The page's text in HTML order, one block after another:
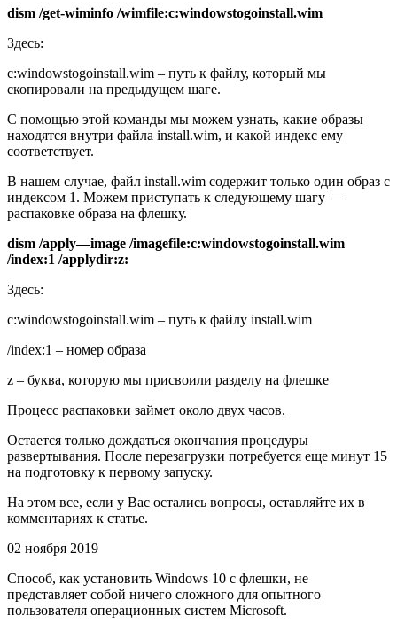
dism /get-wiminfo /wimfile:c:windowstogoinstall.wim
Здесь:
c:windowstogoinstall.wim – путь к файлу, который мы
скопировали на предыдущем шаге.
С помощью этой команды мы можем узнать, какие образы
находятся внутри файла install.wim, и какой индекс ему
соответствует.
В нашем случае, файл install.wim содержит только один образ с
индексом 1. Можем приступать к следующему шагу —
распаковке образа на флешку.
dism /apply—image /imagefile:c:windowstogoinstall.wim
/index:1 /applydir:z:
Здесь:
c:windowstogoinstall.wim – путь к файлу install.wim
/index:1 – номер образа
z – буква, которую мы присвоили разделу на флешке
Процесс распаковки займет около двух часов.
Остается только дождаться окончания процедуры
развертывания. После перезагрузки потребуется еще минут 15
на подготовку к первому запуску.
На этом все, если у Вас остались вопросы, оставляйте их в
комментариях к статье.
02 ноября 2019
Способ, как установить Windows 10 с флешки, не
представляет собой ничего сложного для опытного
пользователя операционных систем Microsoft.